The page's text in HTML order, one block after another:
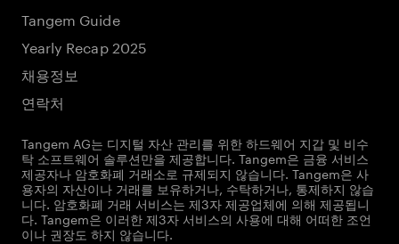
Tangem Guide
Yearly Recap 2025
채용정보
연락처
Tangem AG는 디지털 자산 관리를 위한 하드웨어 지갑 및 비수
탁 소프트웨어 솔루션만을 제공합니다. Tangem은 금융 서비스
제공자나 암호화폐 거래소로 규제되지 않습니다. Tangem은 사
용자의 자산이나 거래를 보유하거나, 수탁하거나, 통제하지 않습
니다. 암호화폐 거래 서비스는 제3자 제공업체에 의해 제공됩니
다. Tangem은 이러한 제3자 서비스의 사용에 대해 어떠한 조언
이나 권장도 하지 않습니다.